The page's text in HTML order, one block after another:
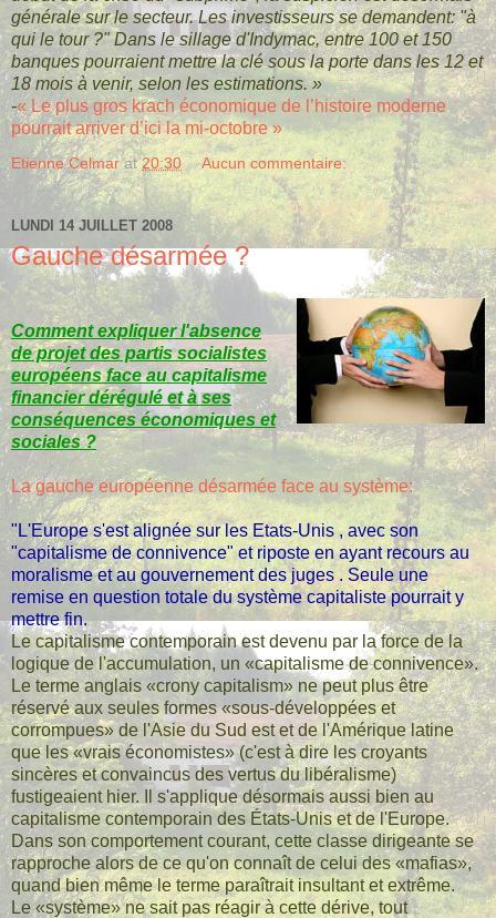
générale sur le secteur. Les investisseurs se demandent: "à
qui le tour ?" Dans le sillage d'Indymac, entre 100 et 150
banques pourraient mettre la clé sous la porte dans les 12 et
18 mois à venir, selon les estimations. »
-« Le plus gros krach économique de l’histoire moderne
pourrait arriver d’ici la mi-octobre »
Etienne Celmar at20:30 Aucun commentaire:
LUNDI 14 JUILLET 2008
Gauche désarmée ?
Comment expliquer l'absence
de projet des partis socialistes
européens face au capitalisme
financier dérégulé et à ses
conséquences économiques et
sociales ?
La gauche européenne désarmée face au système:
"L'Europe s'est alignée sur les Etats-Unis , avec son
"capitalisme de connivence" et riposte en ayant recours au
moralisme et au gouvernement des juges . Seule une
remise en question totale du système capitaliste pourrait y
mettre fin.
Le capitalisme contemporain est devenu par la force de la
logique de l'accumulation, un «capitalisme de connivence».
Le terme anglais «crony capitalism» ne peut plus être
réservé aux seules formes «sous-développées et
corrompues» de l'Asie du Sud est et de l'Amérique latine
que les «vrais économistes» (c'est à dire les croyants
sincères et convaincus des vertus du libéralisme)
fustigeaient hier. Il s'applique désormais aussi bien au
capitalisme contemporain des États-Unis et de l'Europe.
Dans son comportement courant, cette classe dirigeante se
rapproche alors de ce qu'on connaît de celui des «mafias»,
quand bien même le terme paraîtrait insultant et extrême.
Le «système» ne sait pas réagir à cette dérive, tout